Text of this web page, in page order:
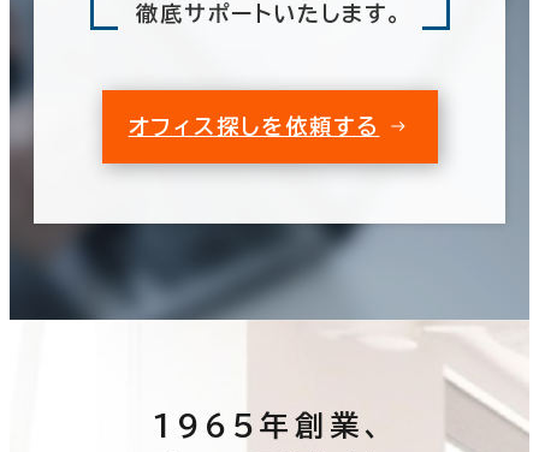
徹底サポートいたします。
オフィス探しを依頼する
1965年創業、